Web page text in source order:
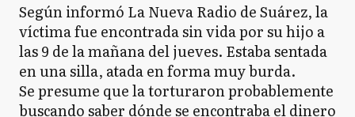
Según informó La Nueva Radio de Suárez, la
víctima fue encontrada sin vida por su hijo a
las 9 de la mañana del jueves. Estaba sentada
en una silla, atada en forma muy burda.
Se presume que la torturaron probablemente
buscando saber dónde se encontraba el dinero